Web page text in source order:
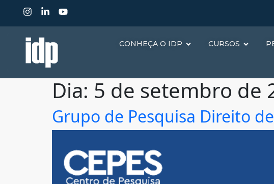
CONHEÇA O IDP CURSOS
Dia: 5 de setembro de
Grupo de Pesquisa Direito